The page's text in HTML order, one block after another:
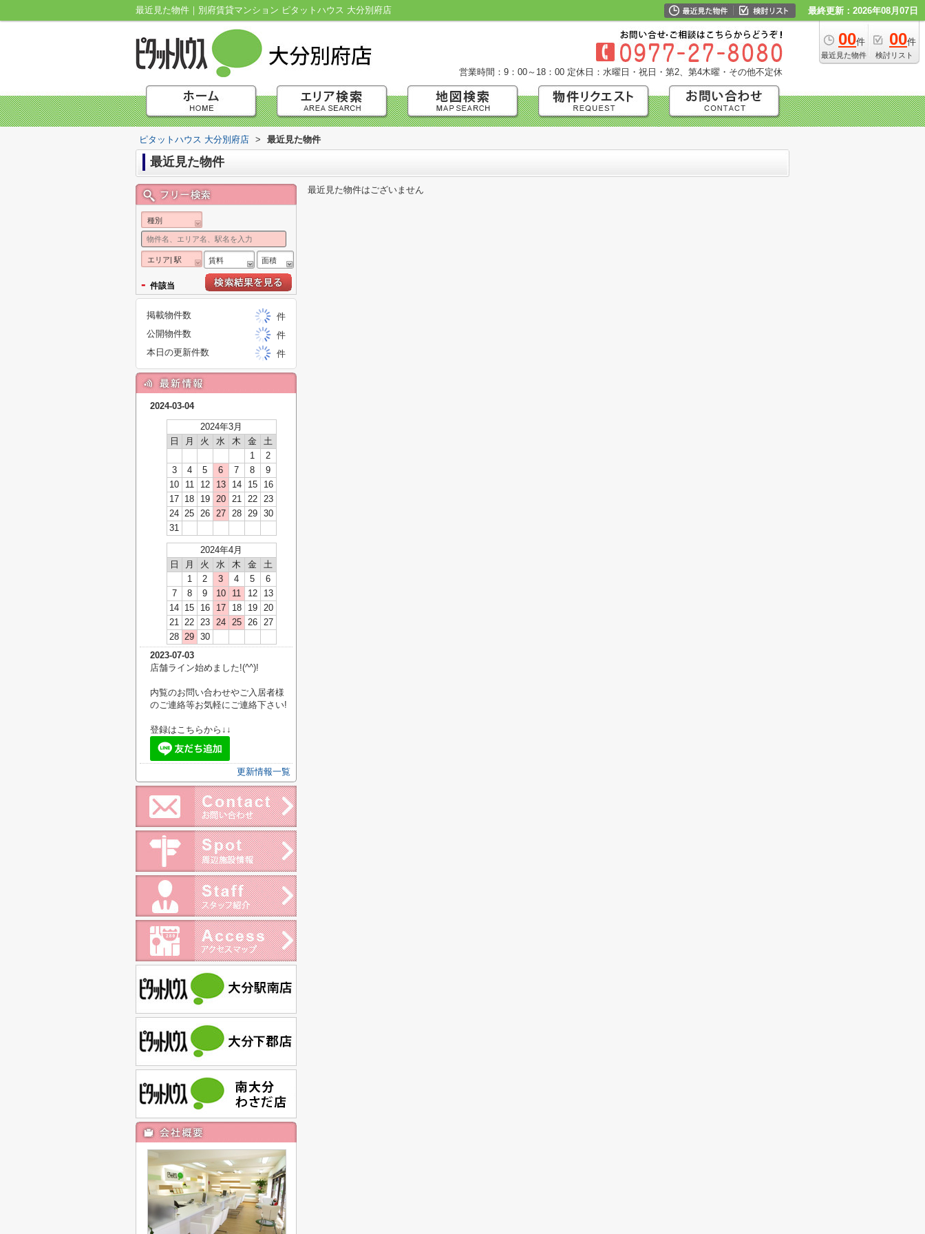
最近見た物件｜別府賃貸マンション ピタットハウス 大分別府店 最終更新：2026年08月07日
00件
最近見た物件
00件
検討リスト
営業時間：9：00～18：00 定休日：水曜日・祝日・第2、第4木曜・その他不定休
ピタットハウス 大分別府店 > 最近見た物件
最近見た物件
最近見た物件はございません
種別
エリア| 駅 賃料 面積
- 件該当
掲載物件数
件
公開物件数
件
本日の更新件数
件
2024-03-04
2024年3月
日
月 火 水 木 金
土
1
2
3
4 5 6 7 8
9
10
11 12 13 14 15
16
17 18 19 20 21 22
23
24 25 26 27 28 29
30
31
2024年4月
日
月 火 水 木 金
土
1
2 3 4 5
6
7
8 9 10 11 12
13
14 15 16 17 18 19
20
21 22 23 24 25 26
27
28 29 30
2023-07-03
店舗ライン始めました!(^^)!
内覧のお問い合わせやご入居者様
のご連絡等お気軽にご連絡下さい!
登録はこちらから↓↓
更新情報一覧